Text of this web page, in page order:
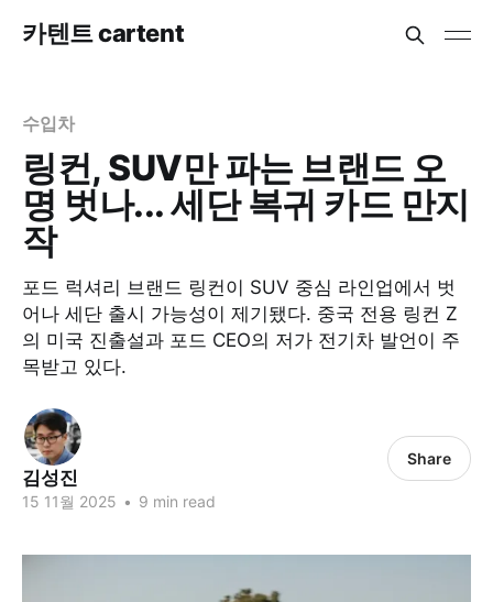
카텐트 cartent
수입차
링컨, SUV만 파는 브랜드 오
명 벗나... 세단 복귀 카드 만지
작
포드 럭셔리 브랜드 링컨이 SUV 중심 라인업에서 벗
어나 세단 출시 가능성이 제기됐다. 중국 전용 링컨 Z
의 미국 진출설과 포드 CEO의 저가 전기차 발언이 주
목받고 있다.
김성진
15 11월 2025 • 9 min read
Share